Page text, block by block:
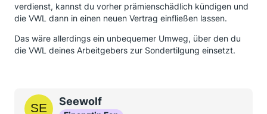
verdienst, kannst du vorher prämienschädlich kündigen und
die VWL dann in einen neuen Vertrag einfließen lassen.
Das wäre allerdings ein unbequemer Umweg, über den du
die VWL deines Arbeitgebers zur Sondertilgung einsetzt.
Seewolf